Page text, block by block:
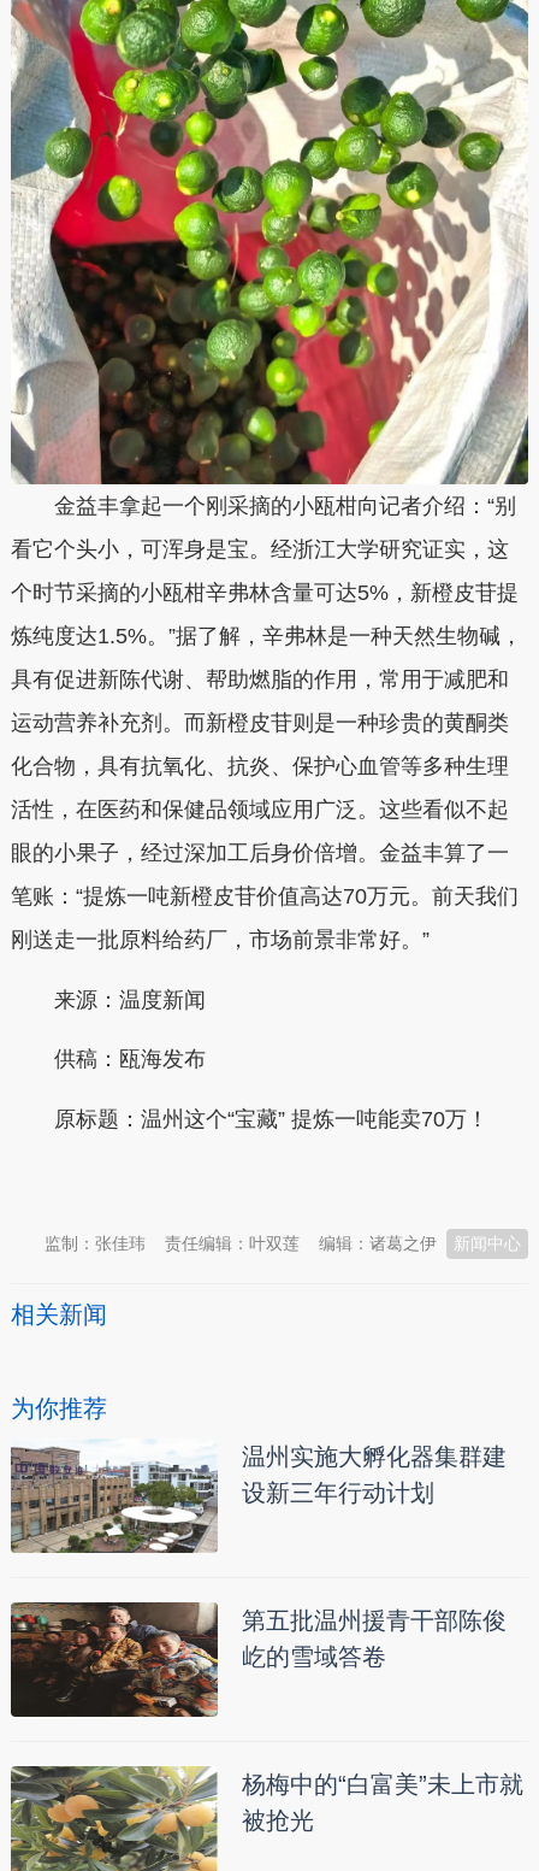
金益丰拿起一个刚采摘的小瓯柑向记者介绍：“别
看它个头小，可浑身是宝。经浙江大学研究证实，这
个时节采摘的小瓯柑辛弗林含量可达5%，新橙皮苷提
炼纯度达1.5%。”据了解，辛弗林是一种天然生物碱，
具有促进新陈代谢、帮助燃脂的作用，常用于减肥和
运动营养补充剂。而新橙皮苷则是一种珍贵的黄酮类
化合物，具有抗氧化、抗炎、保护心血管等多种生理
活性，在医药和保健品领域应用广泛。这些看似不起
眼的小果子，经过深加工后身价倍增。金益丰算了一
笔账：“提炼一吨新橙皮苷价值高达70万元。前天我们
刚送走一批原料给药厂，市场前景非常好。”
来源：温度新闻
供稿： 瓯海发布
原标题： 温州这个“宝藏” 提炼一吨能卖70万！
新闻中心
编辑：诸葛之伊
责任编辑：叶双莲
监制：张佳玮
相关新闻
为你推荐
温州实施大孵化器集群建
设新三年行动计划
第五批温州援青干部陈俊
屹的雪域答卷
杨梅中的“白富美”未上市就
被抢光